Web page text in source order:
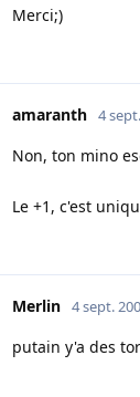
Merci;)
amaranth 4
Non, ton mino
Le +1, c'est
Merlin 4 sept.
putain y'a des